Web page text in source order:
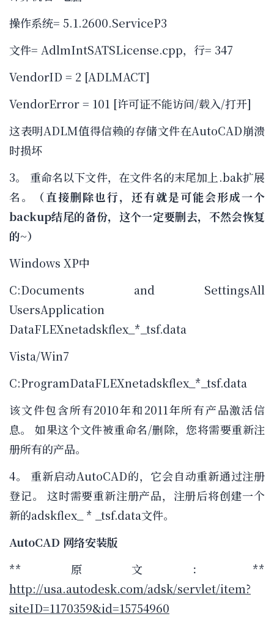
操作系统= 5.1.2600.ServiceP3
文件= AdlmIntSATSLicense.cpp，行= 347
VendorID = 2 [ADLMACT]
VendorError = 101 [许可证不能访问/载入/打开]
这表明ADLM值得信赖的存储文件在AutoCAD崩溃
时损坏
3。 重命名以下文件，在文件名的末尾加上.bak扩展
名。
（直接删除也行，还有就是可能会形成一个
backup结尾的备份，这个一定要删去，不然会恢复
的~）
Windows XP中
C:Documents and SettingsAll
UsersApplication
DataFLEXnetadskflex_*_tsf.data
Vista/Win7
C:ProgramDataFLEXnetadskflex_*_tsf.data
该文件包含所有2010年和2011年所有产品激活信
息。 如果这个文件被重命名/删除，您将需要重新注
册所有的产品。
4。 重新启动AutoCAD的，它会自动重新通过注册
登记。 这时需要重新注册产品，注册后将创建一个
新的adskflex_ * _tsf.data文件。
AutoCAD 网络安装版
**原文：**
http://usa.autodesk.com/adsk/servlet/item?
siteID=1170359&id=15754960